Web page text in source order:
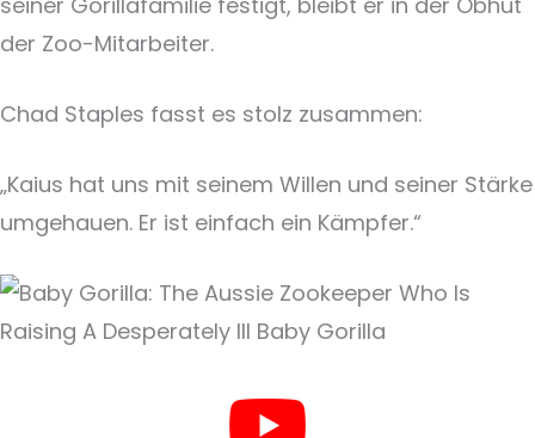
der Zoo-Mitarbeiter.
Chad Staples fasst es stolz zusammen:
„Kaius hat uns mit seinem Willen und seiner Stärke
umgehauen. Er ist einfach ein Kämpfer.“